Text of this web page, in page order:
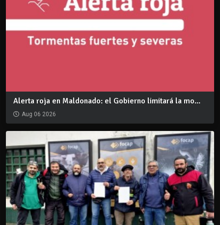
Alerta roja en Maldonado: el Gobierno limitará la mo...
Aug 06 2026